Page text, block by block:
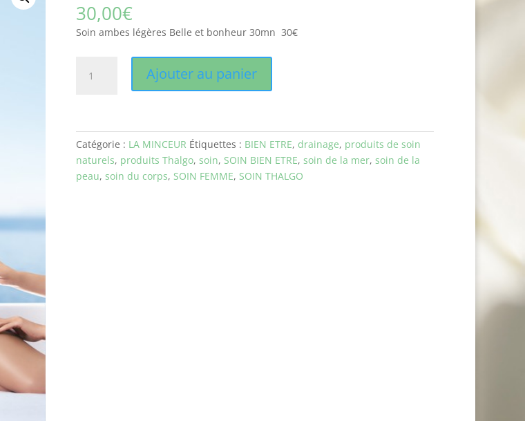
30,00€
Soin ambes légères Belle et bonheur 30mn 30€
Femme
Ajouter au panier
Catégorie : LA MINCEUR Étiquettes : BIEN ETRE, drainage, produits de soin
naturels, produits Thalgo, soin, SOIN BIEN ETRE, soin de la mer, soin de la
peau, soin du corps, SOIN FEMME, SOIN THALGO